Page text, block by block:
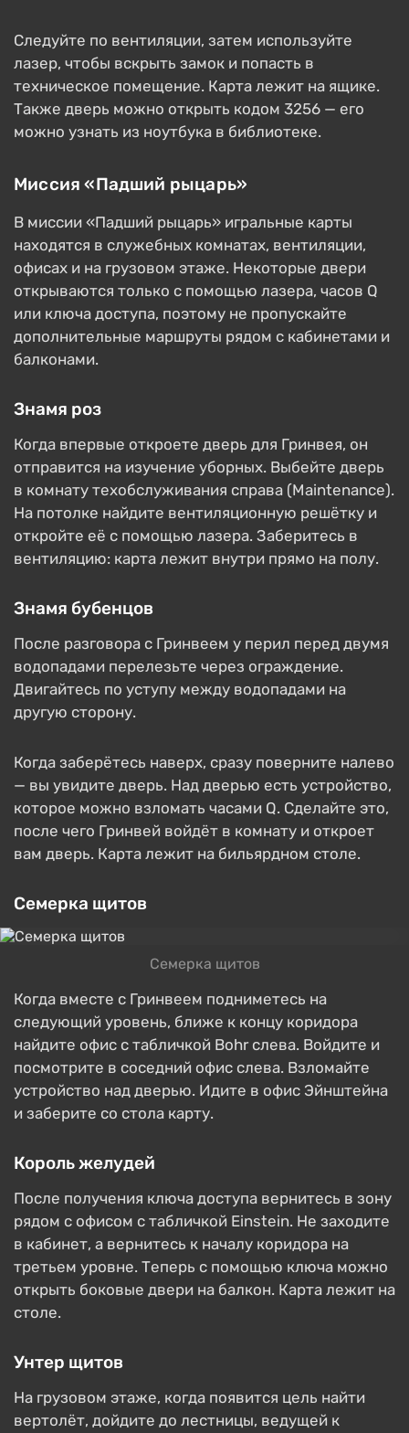
Следуйте по вентиляции, затем используйте
лазер, чтобы вскрыть замок и попасть в
техническое помещение. Карта лежит на ящике.
Также дверь можно открыть кодом 3256 — его
можно узнать из ноутбука в библиотеке.
Миссия «Падший рыцарь»
В миссии «Падший рыцарь» игральные карты
находятся в служебных комнатах, вентиляции,
офисах и на грузовом этаже. Некоторые двери
открываются только с помощью лазера, часов Q
или ключа доступа, поэтому не пропускайте
дополнительные маршруты рядом с кабинетами и
балконами.
Знамя роз
Когда впервые откроете дверь для Гринвея, он
отправится на изучение уборных. Выбейте дверь
в комнату техобслуживания справа (Maintenance).
На потолке найдите вентиляционную решётку и
откройте её с помощью лазера. Заберитесь в
вентиляцию: карта лежит внутри прямо на полу.
Знамя бубенцов
После разговора с Гринвеем у перил перед двумя
водопадами перелезьте через ограждение.
Двигайтесь по уступу между водопадами на
другую сторону.
Когда заберётесь наверх, сразу поверните налево
— вы увидите дверь. Над дверью есть устройство,
которое можно взломать часами Q. Сделайте это,
после чего Гринвей войдёт в комнату и откроет
вам дверь. Карта лежит на бильярдном столе.
Семерка щитов
Семерка щитов
Когда вместе с Гринвеем подниметесь на
следующий уровень, ближе к концу коридора
найдите офис с табличкой Bohr слева. Войдите и
посмотрите в соседний офис слева. Взломайте
устройство над дверью. Идите в офис Эйнштейна
и заберите со стола карту.
Король желудей
После получения ключа доступа вернитесь в зону
рядом с офисом с табличкой Einstein. Не заходите
в кабинет, а вернитесь к началу коридора на
третьем уровне. Теперь с помощью ключа можно
открыть боковые двери на балкон. Карта лежит на
столе.
Унтер щитов
На грузовом этаже, когда появится цель найти
вертолёт, дойдите до лестницы, ведущей к